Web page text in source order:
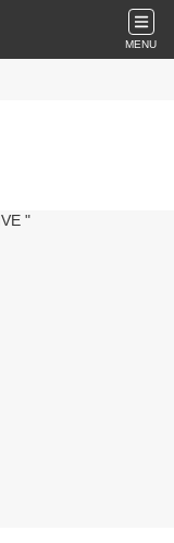
MENU